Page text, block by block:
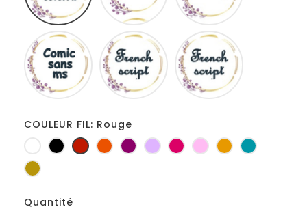
Comic
sans
ms
French
script
COULEUR FIL: Rouge
BlancNoir RougeOrange
PruneLilasFuchsia
RoseJaune
d'or
Turquoise
Or
Quantité